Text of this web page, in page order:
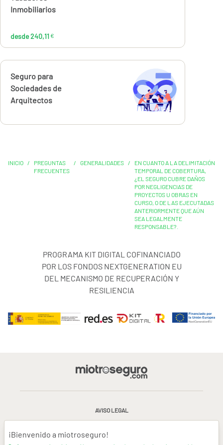
Inmobiliarios
desde 240,11 €
Calcúlalo ahora
Seguro para
Sociedades de
Arquitectos
INICIO /
PREGUNTAS
FRECUENTES
/ GENERALIDADES /
EN CUANTO A LA DELIMITACIÓN
TEMPORAL DE COBERTURA,
¿EL SEGURO CUBRE DAÑOS
POR NEGLIGENCIAS DE
PROYECTOS U OBRAS EN
CURSO, O DE LAS EJECUTADAS
ANTERIORMENTE QUE AÚN
SEA LEGALMENTE
RESPONSABLE?.
PROGRAMA KIT DIGITAL COFINANCIADO
POR LOS FONDOS NEXTGENERATION EU
DEL MECANISMO DE RECUPERACIÓN Y
RESILIENCIA
AVISO LEGAL
CONDICIONES GENERALES DE USO
¡Bienvenido a miotroseguro!